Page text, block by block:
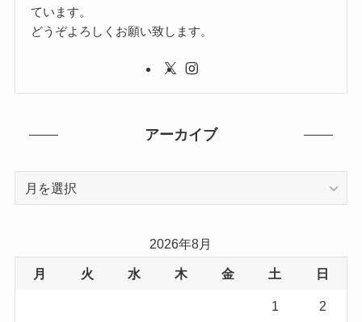
ています。
どうぞよろしくお願い致します。
アーカイブ
ブ
2026年8月
月 火 水 木 金 土 日
1 2